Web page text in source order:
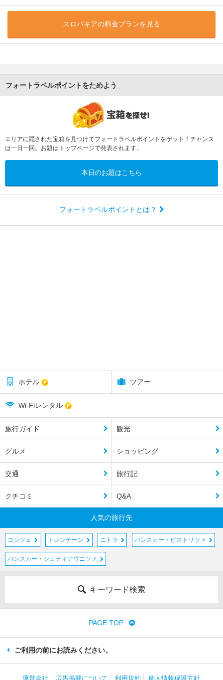
スロバキアの料金プランを見る
フォートラベルポイントをためよう
エリアに隠された宝箱を見つけてフォートラベルポイントをゲット！チャンス
は一日一回。お題はトップページで発表されます。
本日のお題はこちら
フォートラベルポイントとは？
ホテル ツアー
Wi-Fiレンタル
旅行ガイド 観光
グルメ ショッピング
交通 旅行記
クチコミ Q&A
人気の旅行先
コシツェ トレンチーン ニトラ バンスカー・ビストリツァ
バンスカー・シュティアヴニツァ
キーワード検索
PAGE TOP
ご利用の前にお読みください。
運営会社 広告掲載について 利用規約 個人情報保護方針